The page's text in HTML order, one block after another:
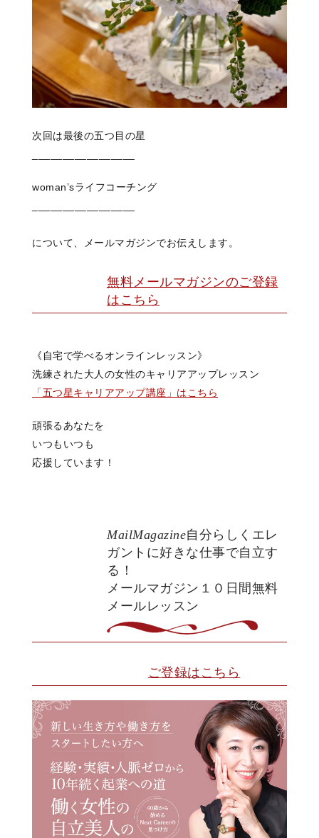
次回は最後の五つ目の星
woman’sライフコーチング
について、 メールマガジンでお伝えします。
無料メールマガジンのご登録
はこちら
《自宅で学べるオンラインレッスン》
洗練された大人の女性のキャリアアップレッスン
「五つ星キャリアアップ講座」はこちら
頑張るあなたを
いつもいつも
応援しています！
MailMagazine自分らしくエレ
ガントに好きな仕事で自立す
る！
メールマガジン１０日間無料
メールレッスン
ご登録はこちら